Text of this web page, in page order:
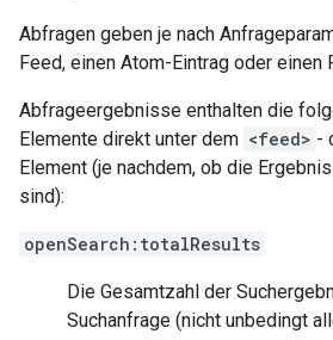
Abfragen geben je nach
Feed, einen Atom-Eintrag oder einen
Abfrageergebnisse enthalten die
Elemente direkt unter dem <feed> -
Element (je nachdem, ob die
sind):
openSearch:totalResults
Die Gesamtzahl der
Suchanfrage (nicht unbedingt